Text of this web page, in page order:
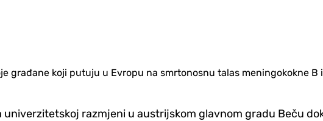
građane koji putuju u Evropu na smrtonosnu talas meningokokne
univerzitetskoj razmjeni u austrijskom glavnom gradu Beču